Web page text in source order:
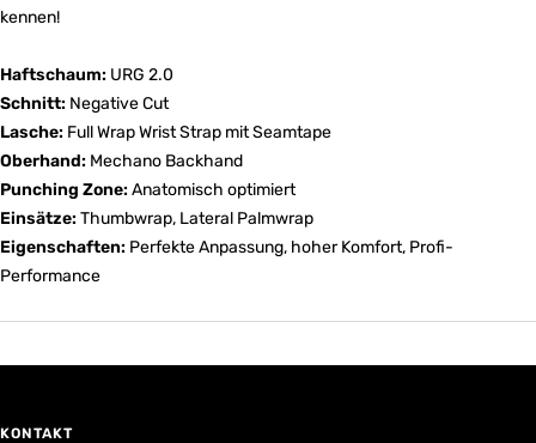
kennen!
Haftschaum: URG 2.0
Schnitt: Negative Cut
Lasche: Full Wrap Wrist Strap mit Seamtape
Oberhand: Mechano Backhand
Punching Zone:Anatomisch optimiert
Einsätze:Thumbwrap, Lateral Palmwrap
Eigenschaften: Perfekte Anpassung, hoher Komfort, Profi-
Performance
KONTAKT